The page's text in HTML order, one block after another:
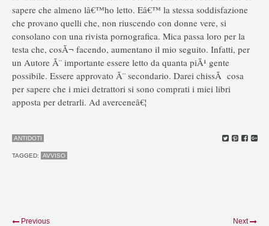
sapere che almeno lâ€™ho letto. Eâ€™ la stessa soddisfazione
che provano quelli che, non riuscendo con donne vere, si
consolano con una rivista pornografica. Mica passa loro per la
testa che, cosÃ¬ facendo, aumentano il mio seguito. Infatti, per
un Autore Ã¨ importante essere letto da quanta piÃ¹ gente
possibile. Essere approvato Ã¨ secondario. Darei chissÃ cosa
per sapere che i miei detrattori si sono comprati i miei libri
apposta per detrarli. Ad averceneâ€¦
ANTIDOTI
TAGGED: AVVISO
Previous Next